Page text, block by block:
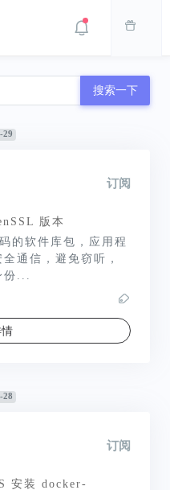
搜索一下
29
订阅
版本
的软件库包，应用程
通信，避免窃听，
份...
28
订阅
安装 docker-